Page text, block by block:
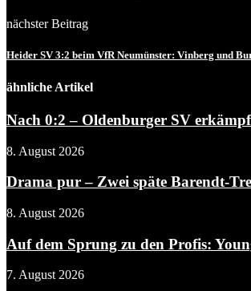
nächster Beitrag
Heider SV 3:2 beim VfR Neumünster: Vinberg und
ähnliche Artikel
Nach 0:2 – Oldenburger SV
8. August 2026
Drama pur – Zwei späte Barendt-
8. August 2026
Auf dem Sprung zu den Profis:
7. August 2026